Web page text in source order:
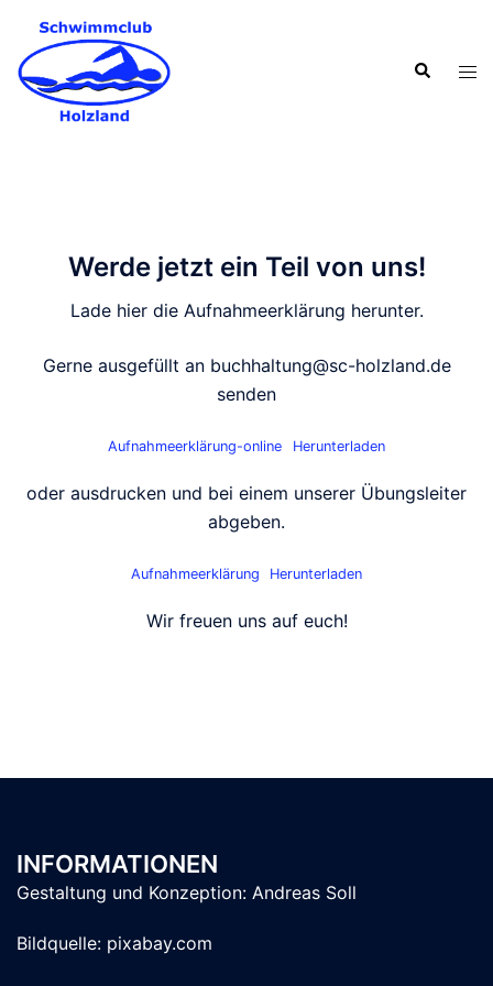
Inhalt
springen
Suche
Werde jetzt ein Teil von uns!
Lade hier die Aufnahmeerklärung herunter.
Gerne ausgefüllt an buchhaltung@sc-holzland.de
senden
Aufnahmeerklärung-online Herunterladen
oder ausdrucken und bei einem unserer Übungsleiter
abgeben.
Aufnahmeerklärung Herunterladen
Wir freuen uns auf euch!
INFORMATIONEN
Gestaltung und Konzeption: Andreas Soll
Bildquelle: pixabay.com